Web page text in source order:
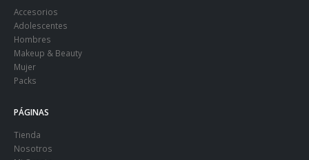
Accesorios
Adolescentes
Hombres
Makeup & Beauty
Mujer
Packs
PÁGINAS
Tienda
Nosotros